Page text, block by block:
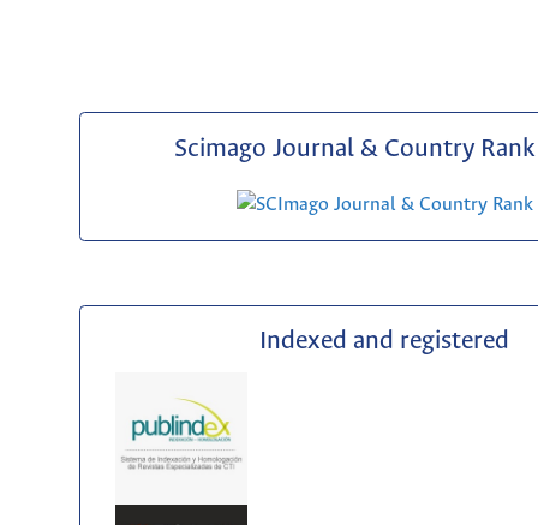
Scimago Journal & Country Rank
Indexed and registered